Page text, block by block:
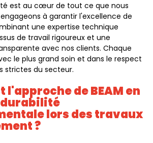
est au cœur de tout ce que nous
à garantir l'excellence de
une expertise technique
de travail rigoureux et une
avec nos clients. Chaque
le plus grand soin et dans le respect
strictes du secteur.
l'approche de BEAM en
lors des travaux
?